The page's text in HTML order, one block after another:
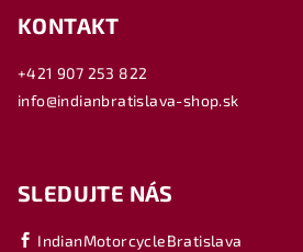
KONTAKT
+421 907 253 822
info@indianbratislava-shop.sk
SLEDUJTE NÁS
IndianMotorcycleBratislava